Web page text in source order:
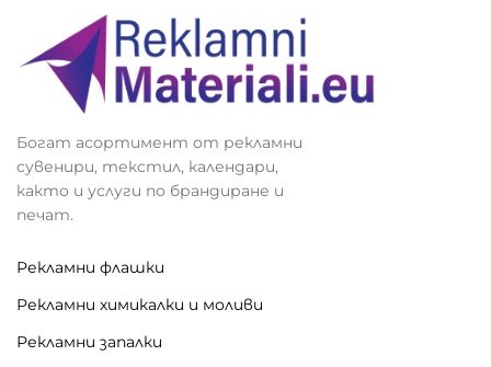
Богат асортимент от рекламни
сувенири, текстил, календари,
както и услуги по брандиране и
печат.
Рекламни флашки
Рекламни химикалки и моливи
Рекламни запалки